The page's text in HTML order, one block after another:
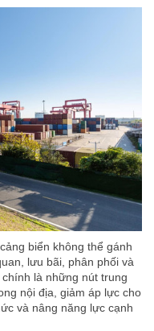
biển không thể gánh
lưu bãi, phân phối và
là những nút trung
nội địa, giảm áp lực cho
và nâng năng lực cạnh